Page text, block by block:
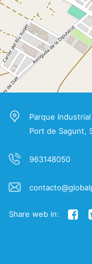
Parque
Port de Sagunt,
963148050
Share web in: